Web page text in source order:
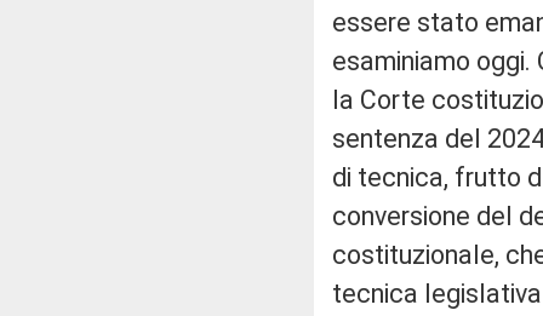
essere stato
esaminiamo
la Corte
sentenza del
di tecnica, frutto
conversione del
costituzionale,
tecnica